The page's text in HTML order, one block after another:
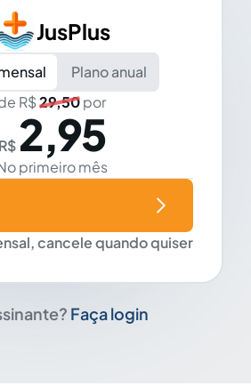
JusPlus
Plano anual
R$29,50por
R$ 2,95
primeiro mês
cancele quando quiser
Faça login